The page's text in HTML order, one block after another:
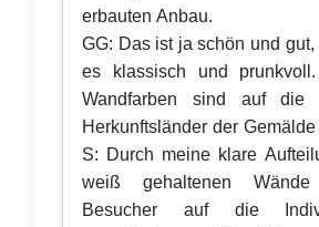
mir zu bewundern.
erbauten Anbau.
GG: Das ist ja schön und gut,
es klassisch und
Wandfarben sind auf die
Herkunftsländer der Gemälde
ihre Wirkung zu steigern.
bei dir aus?
S: Durch meine klare
weiß gehaltenen
Besucher auf die